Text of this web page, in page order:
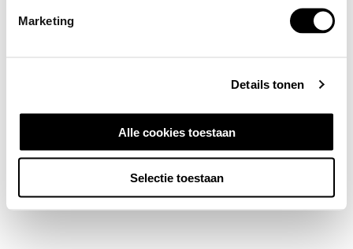
Marketing
Details tonen
Alle cookies toestaan
Selectie toestaan